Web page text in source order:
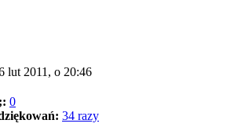
lut 2011, o 20:46
0
34 razy